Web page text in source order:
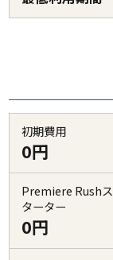
初期費用
0円
Premiere Rushス
ターター
0円